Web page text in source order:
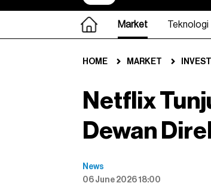
Market Teknologi
HOME MARKET
Netflix
Dewan
News
06 June 2026 18:00